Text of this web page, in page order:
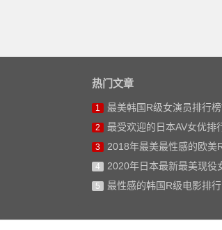
热门文章
1 最美韩国R级女演员排行
2 最受欢迎的日本AV女优排
3 2018年最美最性感的欧美
4 2020年日本最新最美现役女优
5 最性感的韩国R级电影排行